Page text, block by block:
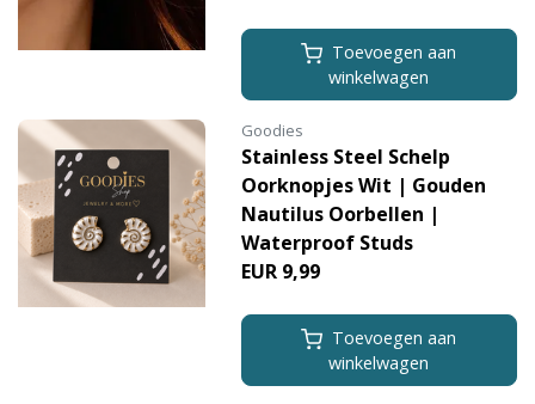
Toevoegen aan
winkelwagen
Goodies
Stainless Steel Schelp
Oorknopjes Wit | Gouden
Nautilus Oorbellen |
Waterproof Studs
EUR 9,99
Toevoegen aan
winkelwagen